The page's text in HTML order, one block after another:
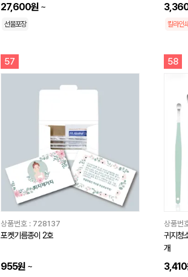
27,600원 ~
선물포장 칼라인
57
상품번호 : 728137
포켓기름종이 2호
955원 ~
58
상품번
귀지청
개
3,410